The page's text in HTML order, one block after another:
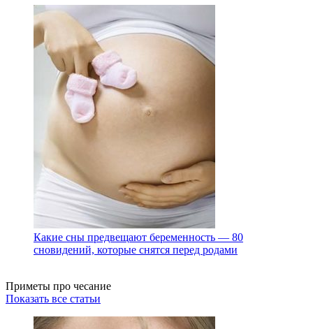
Какие сны предвещают беременность — 80
сновидений, которые снятся перед родами
Приметы про чесание
Показать все статьи